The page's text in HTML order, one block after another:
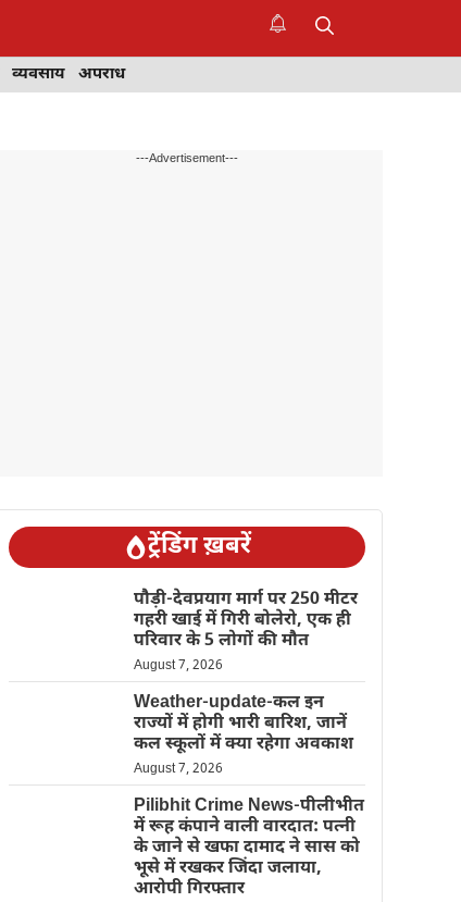
व्यवसाय अपराध
---Advertisement---
ट्रेंडिंग ख़बरें
पौड़ी-देवप्रयाग मार्ग पर 250 मीटर
गहरी खाई में गिरी बोलेरो, एक ही
परिवार के 5 लोगों की मौत
August 7, 2026
Weather-update-कल इन
राज्यों में होगी भारी बारिश, जानें
कल स्कूलों में क्या रहेगा अवकाश
August 7, 2026
Pilibhit Crime News-पीलीभीत
में रूह कंपाने वाली वारदात: पत्नी
के जाने से खफा दामाद ने सास को
भूसे में रखकर जिंदा जलाया,
आरोपी गिरफ्तार